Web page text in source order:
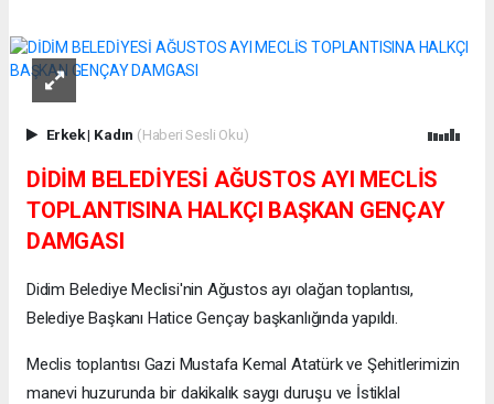
Erkek| Kadın (Haberi Sesli Oku)
DİDİM BELEDİYESİ AĞUSTOS AYI MECLİS
TOPLANTISINA HALKÇI BAŞKAN GENÇAY
DAMGASI
Didim Belediye Meclisi'nin Ağustos ayı olağan toplantısı,
Belediye Başkanı Hatice Gençay başkanlığında yapıldı.
Meclis toplantısı Gazi Mustafa Kemal Atatürk ve Şehitlerimizin
manevi huzurunda bir dakikalık saygı duruşu ve İstiklal